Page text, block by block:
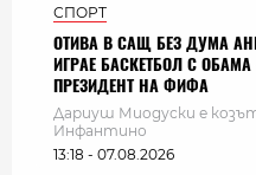
СПОРТ
ОТИВА В САЩ БЕЗ ДУМА
ИГРАЕ БАСКЕТБОЛ С
ПРЕЗИДЕНТ НА ФИФА
Дариуш Миодуски е
Инфантино
13:18 - 07.08.2026